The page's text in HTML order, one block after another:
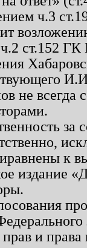
ч.3
ст.152
не
к
издание
и